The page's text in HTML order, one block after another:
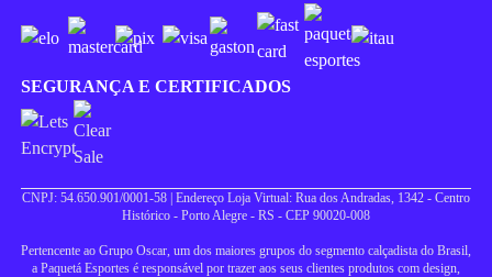
SEGURANÇA E CERTIFICADOS
CNPJ: 54.650.901/0001-58 | Endereço Loja Virtual: Rua dos Andradas, 1342 - Centro
Histórico - Porto Alegre - RS - CEP 90020-008
Pertencente ao Grupo Oscar, um dos maiores grupos do segmento calçadista do Brasil,
a Paquetá Esportes é responsável por trazer aos seus clientes produtos com design,